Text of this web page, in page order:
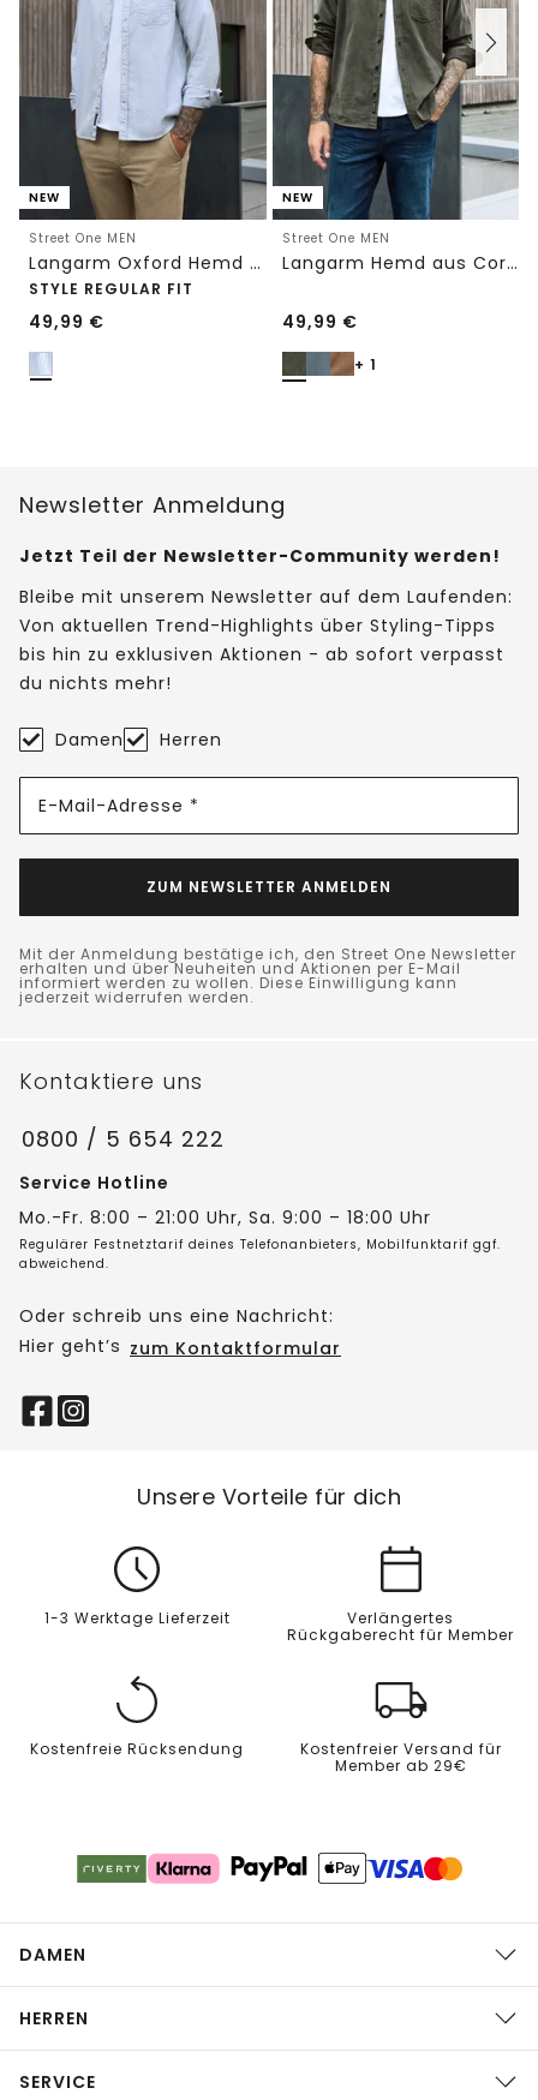
NEW
Street One MEN
Langarm Oxford Hemd mit Streifenmuster
STYLE REGULAR FIT
49,99 €
NEW
Street One MEN
Langarm Hemd aus Cord in Unifarbe
49,99 €
+ 1
Newsletter Anmeldung
Jetzt Teil der Newsletter-Community werden!
Bleibe mit unserem Newsletter auf dem Laufenden:
Von aktuellen Trend-Highlights über Styling-Tipps
bis hin zu exklusiven Aktionen - ab sofort verpasst
du nichts mehr!
Damen Herren
E-Mail-Adresse *
ZUM NEWSLETTER ANMELDEN
Mit der Anmeldung bestätige ich, den Street One Newsletter
erhalten und über Neuheiten und Aktionen per E-Mail
informiert werden zu wollen. Diese Einwilligung kann
jederzeit widerrufen werden.
Kontaktiere uns
0800 / 5 654 222
Service Hotline
Mo.-Fr. 8:00 – 21:00 Uhr, Sa. 9:00 – 18:00 Uhr
Regulärer Festnetztarif deines Telefonanbieters, Mobilfunktarif ggf.
abweichend.
Oder schreib uns eine Nachricht:
Hier geht’s zum Kontaktformular
Unsere Vorteile für dich
1-3 Werktage Lieferzeit
Verlängertes
Rückgaberecht für Member
Kostenfreie Rücksendung
Kostenfreier Versand für
Member ab 29€
DAMEN
HERREN
SERVICE